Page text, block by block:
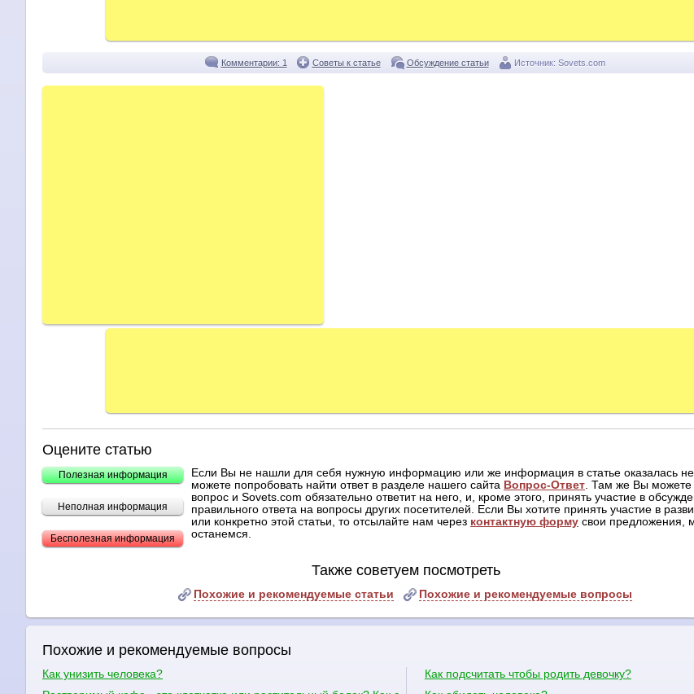
Комментарии: 1 Советы к статье Обсуждение статьи Источник: Sovets.com
Оцените статью
Полезная информация
Неполная информация
Бесполезная информация
Если Вы не нашли для себя нужную информацию или же информация в статье оказалась
можете попробовать найти ответ в разделе нашего сайта Вопрос-Ответ . Там же Вы можете
вопрос и Sovets.com обязательно ответит на него, и, кроме этого, принять участие в
правильного ответа на вопросы других посетителей. Если Вы хотите принять участие в
или конкретно этой статьи, то отсылайте нам через контактную форму свои предложения,
останемся.
Также советуем посмотреть
Похожие и рекомендуемые статьи Похожие и рекомендуемые вопросы
Похожие и рекомендуемые вопросы
Как унизить человека?
Как подсчитать чтобы родить девочку?